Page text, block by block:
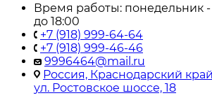
Время работы: понедельник -
до 18:00
+7 (918) 999-64-64
+7 (918) 999-46-46
9996464@mail.ru
Россия, Краснодарский
ул. Ростовское шоссе, 18